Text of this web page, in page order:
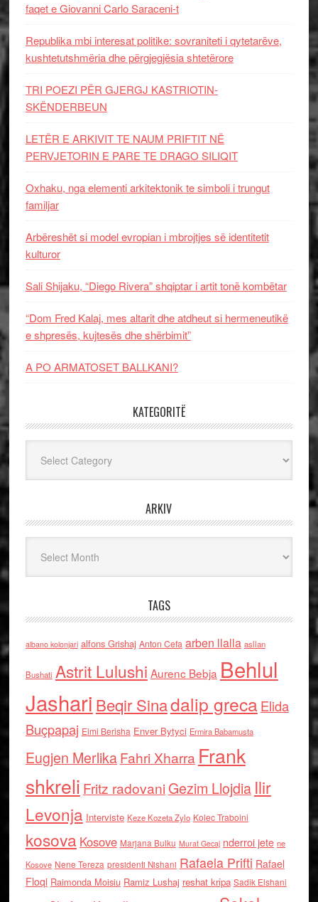
faqet e Giovanni Carlo Saraceni-t
Republika mbi interesat politike: sovraniteti i qytetarëve,
kushtetutshmëria dhe përgjegjësia shtetërore
TRI POEZI PËR GJERGJ KASTRIOTIN-
SKËNDERBEUN
LETËR E ARKIVIT TE NAUM PRIFTIT NË
PERVJETORIN E PARE TE DRAGO SILIQIT
Oxhaku, nga elementi arkitektonik te simboli i trungut
familjar
Arbëreshët si model evropian i mbrojtjes së identitetit
kulturor
Sali Shijaku, “Diego Rivera” shqiptar i artit tonë kombëtar
“Dom Fred Kalaj, mes altarit dhe atdheut si hermeneutikë
e shpresës, kujtesës dhe shërbimit”
A PO ARMATOSET BALLKANI?
KATEGORITË
ARKIV
TAGS
albano kolonjari alfons Grishaj Anton Cefa arben llalla asllan
Bushati Astrit Lulushi Aurenc Bebja Behlul
Jashari Beqir Sinadalip grecaElida
Buçpapaj Elmi Berisha Enver Bytyci Ermira Babamusta
Eugjen MerlikaFahri Xharra Frank
shkreli Fritz radovaniGezim Llojdia Ilir
Levonja Interviste Keze Kozeta Zylo Kolec Traboini
kosova Kosove Marjana Bulku Murat Gecaj nderroi jete ne
Kosove Nene Tereza presidenti Nishani Rafaela Prifti Rafael
Floqi Raimonda Moisiu Ramiz Lushaj reshat kripa Sadik Elshani